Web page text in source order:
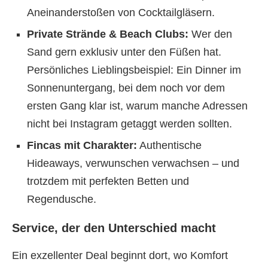
Aneinanderstoßen von Cocktailgläsern.
Private Strände & Beach Clubs: Wer den
Sand gern exklusiv unter den Füßen hat.
Persönliches Lieblingsbeispiel: Ein Dinner im
Sonnenuntergang, bei dem noch vor dem
ersten Gang klar ist, warum manche Adressen
nicht bei Instagram getaggt werden sollten.
Fincas mit Charakter: Authentische
Hideaways, verwunschen verwachsen – und
trotzdem mit perfekten Betten und
Regendusche.
Service, der den Unterschied macht
Ein exzellenter Deal beginnt dort, wo Komfort